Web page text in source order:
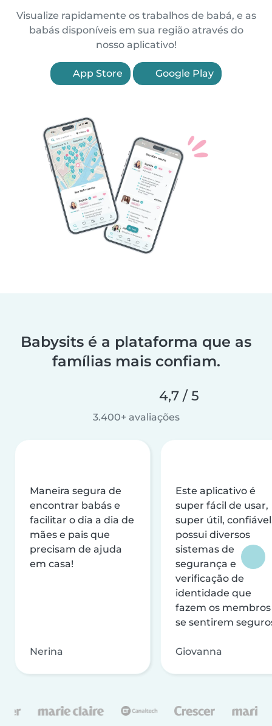
Visualize rapidamente os trabalhos de babá, e as
babás disponíveis em sua região através do
nosso aplicativo!
App Store Google Play
Babysits é a plataforma que as
famílias mais confiam.
4,7 / 5
3.400+ avaliações
Maneira segura de
encontrar babás e
facilitar o dia a dia de
mães e pais que
precisam de ajuda
em casa!
Nerina
Este aplicativo é
super fácil de usar,
super útil,
possui diversos
sistemas de
segurança e
verificação de
identidade que
fazem os membros
se sentirem
Giovanna